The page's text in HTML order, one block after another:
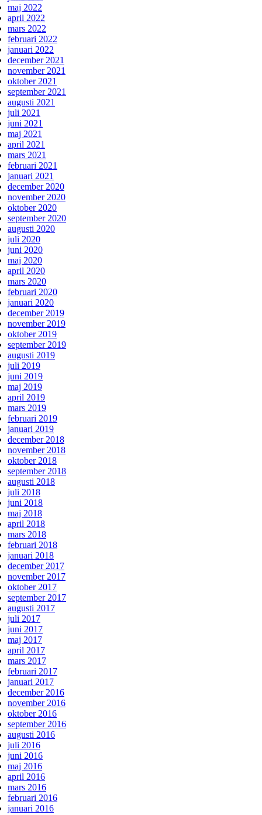
maj 2022
april 2022
mars 2022
februari 2022
januari 2022
december 2021
november 2021
oktober 2021
september 2021
augusti 2021
juli 2021
juni 2021
maj 2021
april 2021
mars 2021
februari 2021
januari 2021
december 2020
november 2020
oktober 2020
september 2020
augusti 2020
juli 2020
juni 2020
maj 2020
april 2020
mars 2020
februari 2020
januari 2020
december 2019
november 2019
oktober 2019
september 2019
augusti 2019
juli 2019
juni 2019
maj 2019
april 2019
mars 2019
februari 2019
januari 2019
december 2018
november 2018
oktober 2018
september 2018
augusti 2018
juli 2018
juni 2018
maj 2018
april 2018
mars 2018
februari 2018
januari 2018
december 2017
november 2017
oktober 2017
september 2017
augusti 2017
juli 2017
juni 2017
maj 2017
april 2017
mars 2017
februari 2017
januari 2017
december 2016
november 2016
oktober 2016
september 2016
augusti 2016
juli 2016
juni 2016
maj 2016
april 2016
mars 2016
februari 2016
januari 2016